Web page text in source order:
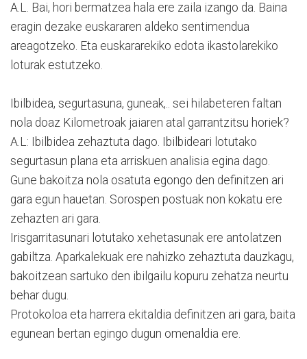
A.L. Bai, hori bermatzea hala ere zaila izango da. Baina
eragin dezake euskararen aldeko sentimendua
areagotzeko. Eta euskararekiko edota ikastolarekiko
loturak estutzeko.
Ibilbidea, segurtasuna, guneak,.. sei hilabeteren faltan
nola doaz Kilometroak jaiaren atal garrantzitsu horiek?
A.L: Ibilbidea zehaztuta dago. Ibilbideari lotutako
segurtasun plana eta arriskuen analisia egina dago.
Gune bakoitza nola osatuta egongo den definitzen ari
gara egun hauetan. Sorospen postuak non kokatu ere
zehazten ari gara.
Irisgarritasunari lotutako xehetasunak ere antolatzen
gabiltza. Aparkalekuak ere nahizko zehaztuta dauzkagu,
bakoitzean sartuko den ibilgailu kopuru zehatza neurtu
behar dugu.
Protokoloa eta harrera ekitaldia definitzen ari gara, baita
egunean bertan egingo dugun omenaldia ere.